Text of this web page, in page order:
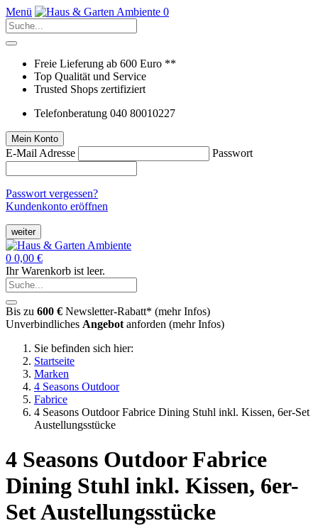
Menü 0
Freie Lieferung ab 600 Euro **
Top Qualität und Service
Trusted Shops zertifiziert
Telefonberatung 040 80010227
Mein Konto
E-Mail Adresse Passwort
Passwort vergessen?
Kundenkonto eröffnen
weiter
0 0,00 €
Ihr Warenkorb ist leer.
Bis zu 600 € Newsletter-Rabatt* (mehr Infos)
Unverbindliches Angebot anforden (mehr Infos)
Sie befinden sich hier:
Startseite
Marken
4 Seasons Outdoor
Fabrice
4 Seasons Outdoor Fabrice Dining Stuhl inkl. Kissen, 6er-Set
Austellungsstücke
4 Seasons Outdoor Fabrice
Dining Stuhl inkl. Kissen, 6er-
Set Austellungsstücke